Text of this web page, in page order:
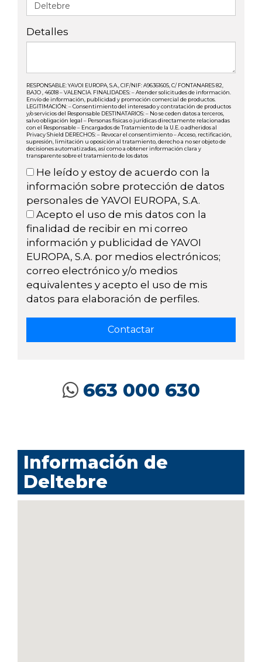
Detalles
RESPONSABLE: YAVOI EUROPA, S.A., CIF/NIF: A96361605, C/ FONTANARES 82,
BAJO , 46018 – VALENCIA. FINALIDADES: – Atender solicitudes de información.
Envío de información, publicidad y promoción comercial de productos.
LEGITIMACIÓN: – Consentimiento del interesado y contratación de productos
y/o servicios del Responsable DESTINATARIOS: – No se ceden datos a terceros,
salvo obligación legal – Personas físicas o jurídicas directamente relacionadas
con el Responsable – Encargados de Tratamiento de la U.E. o adheridos al
Privacy Shield DERECHOS: – Revocar el consentimiento – Acceso, rectificación,
supresión, limitación u oposición al tratamiento, derecho a no ser objeto de
decisiones automatizadas, así como a obtener información clara y
transparente sobre el tratamiento de los datos
He leído y estoy de acuerdo con la
información sobre protección de datos
personales de YAVOI EUROPA, S.A.
Acepto el uso de mis datos con la
finalidad de recibir en mi correo
información y publicidad de YAVOI
EUROPA, S.A. por medios electrónicos;
correo electrónico y/o medios
equivalentes y acepto el uso de mis
datos para elaboración de perfiles.
663 000 630
Información de
Deltebre